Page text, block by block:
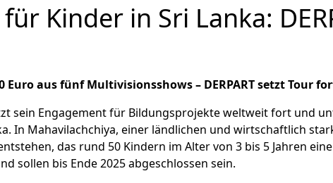
Kinder in Sri Lanka:
Euro aus fünf Multivisionsshows – DERPART setzt Tour
sein Engagement für Bildungsprojekte weltweit fort und
In Mahavilachchiya, einer ländlichen und wirtschaftlich
das rund 50 Kindern im Alter von 3 bis 5 Jahren
sollen bis Ende 2025 abgeschlossen sein.